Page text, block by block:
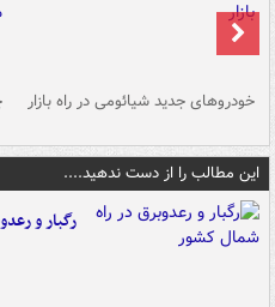
خودروهای جدید شیائومی در راه بازار
این مطالب را از دست ندهید....
رگبار و